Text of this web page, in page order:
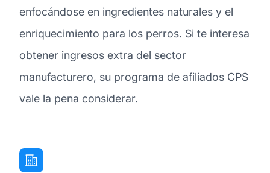
enfocándose en ingredientes naturales y el
enriquecimiento para los perros. Si te interesa
obtener ingresos extra del sector
manufacturero, su programa de afiliados CPS
vale la pena considerar.